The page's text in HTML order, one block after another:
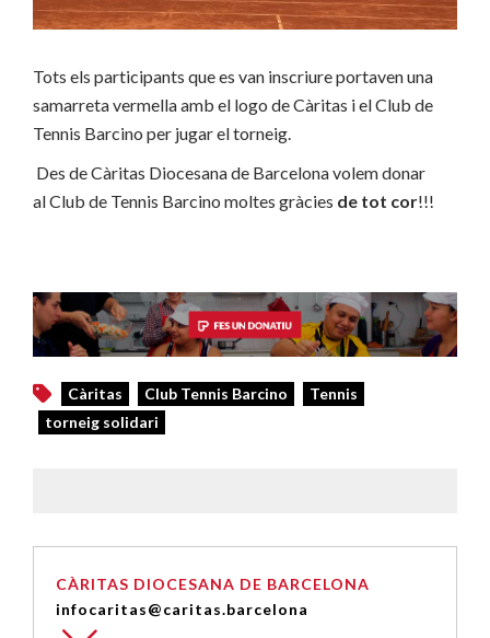
Tots els participants que es van inscriure portaven una
samarreta vermella amb el logo de Càritas i el Club de
Tennis Barcino per jugar el torneig.
Des de Càritas Diocesana de Barcelona volem donar
alClub de Tennis Barcino moltes gràcies de tot cor!!!
Càritas Club Tennis Barcino
Tennis
torneig solidari
CÀRITAS DIOCESANA DE BARCELONA
infocaritas@caritas.barcelona